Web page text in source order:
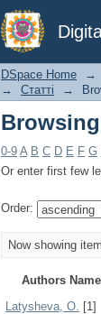
Browsing
DSpace Home →
→
Статті →
0-9 A B C D E F G
Or enter first few
Order:
Now showing
Authors Name
Latysheva, O. [1]